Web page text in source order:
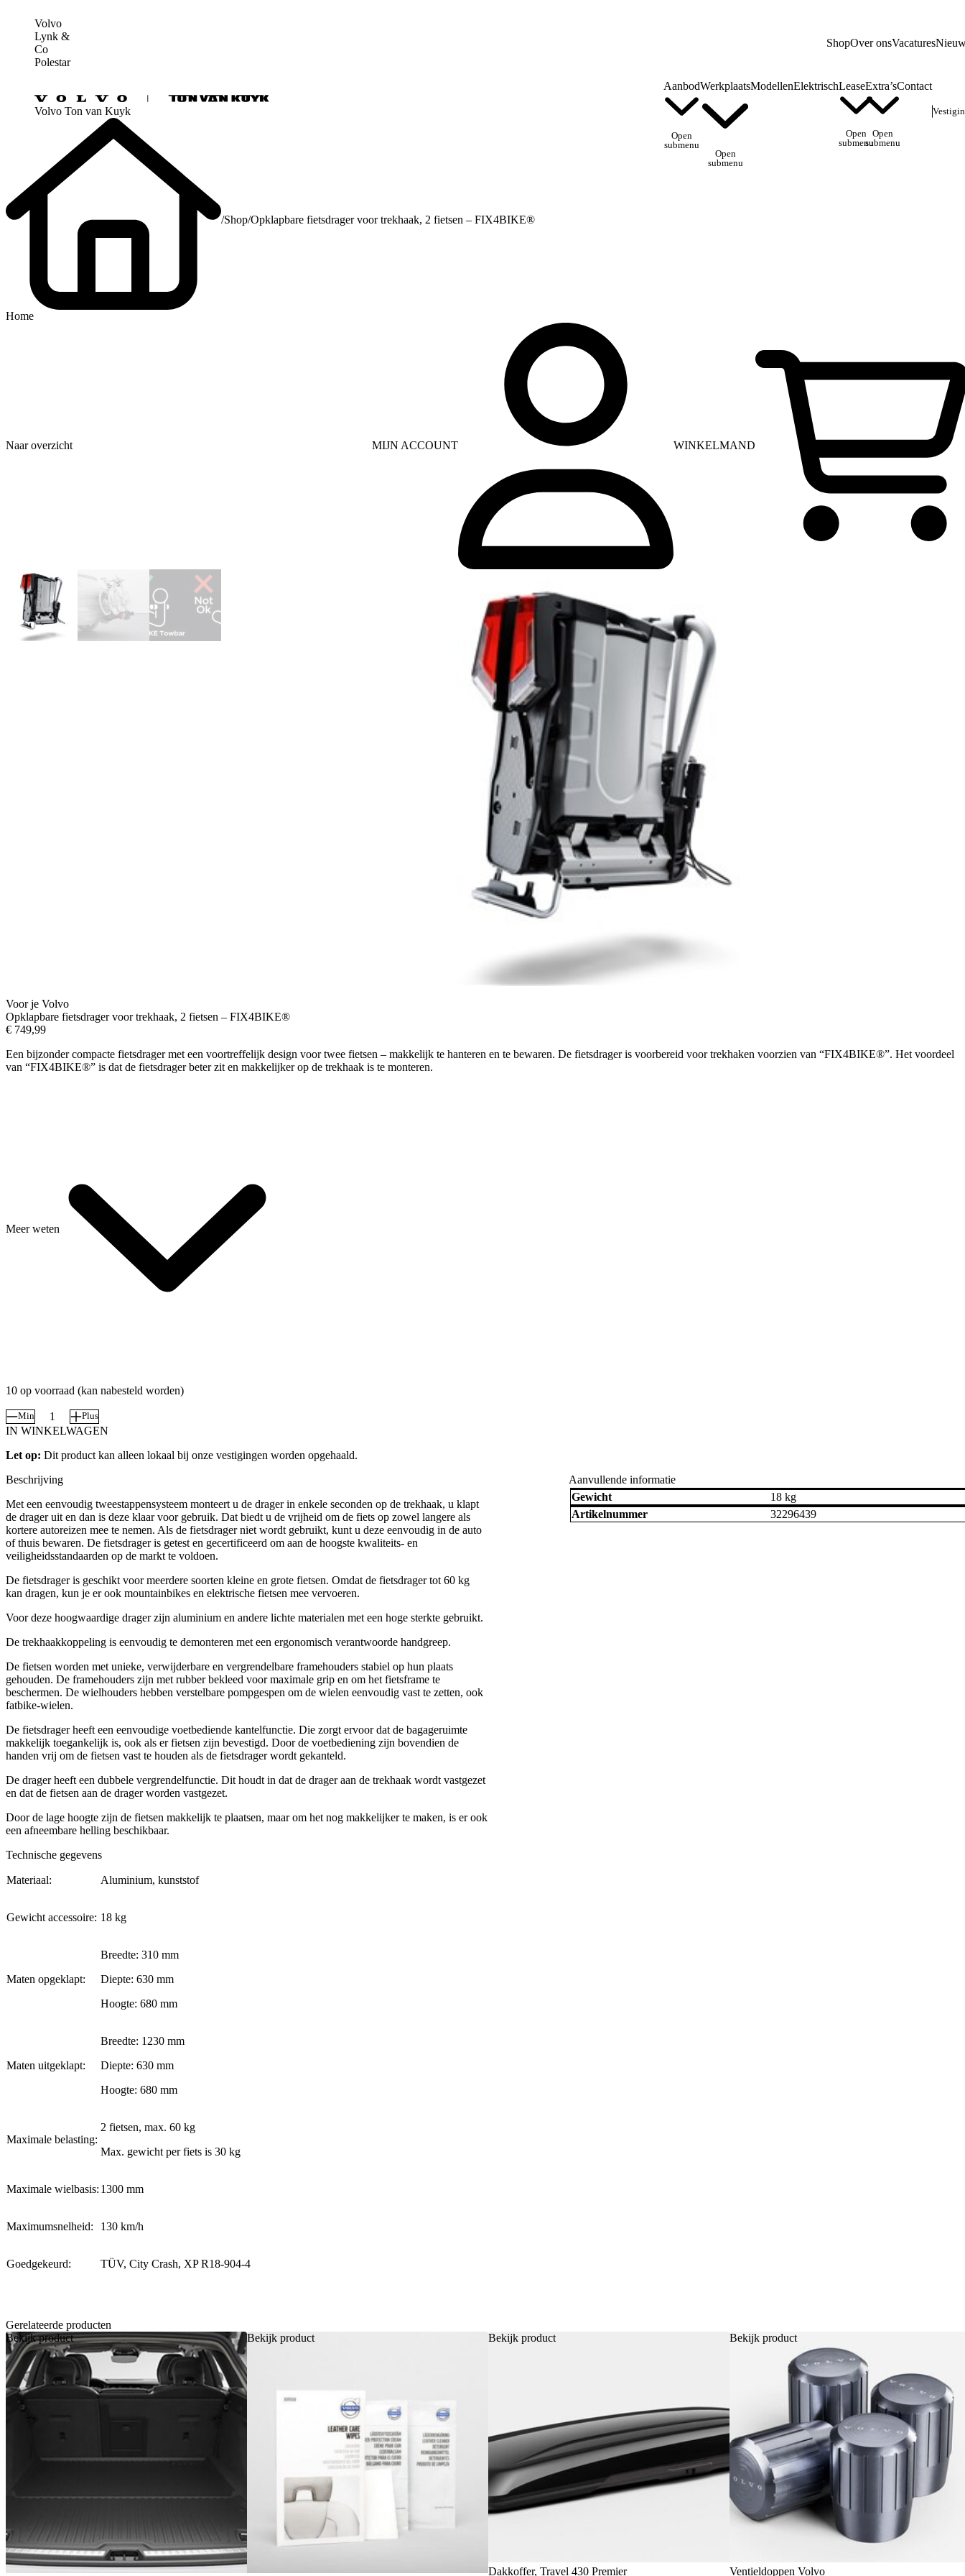
Volvo
Lynk &
Co
Polestar
ShopOver onsVacatures
Volvo Ton van Kuyk
Aanbod
Open
submenu
Werkplaats
Open
submenu
ModellenElektrischLease
Open
submenu
Extra’s
Open
submenu
Contact
Home
/Shop/Opklapbare fietsdrager voor trekhaak, 2 fietsen – FIX4BIKE®
Naar overzicht MIJN ACCOUNT WINKELMAND
Voor je Volvo
Opklapbare fietsdrager voor trekhaak, 2 fietsen – FIX4BIKE®
€ 749,99
Een bijzonder compacte fietsdrager met een voortreffelijk design voor twee fietsen – makkelijk te hanteren en te bewaren. De fietsdrager is voorbereid voor trekhaken voorzien van “FIX4BIKE®”. Het voordeel
van “FIX4BIKE®” is dat de fietsdrager beter zit en makkelijker op de trekhaak is te monteren.
Meer weten
10 op voorraad (kan nabesteld worden)
Opklapbare
fietsdrager
trekhaak,
2
fietsen
–
FIX4BIKE®
aantal
Plus
Min
IN WINKELWAGEN
Let op: Dit product kan alleen lokaal bij onze vestigingen worden opgehaald.
Beschrijving
Met een eenvoudig tweestappensysteem monteert u de drager in enkele seconden op de trekhaak, u klapt
de drager uit en dan is deze klaar voor gebruik. Dat biedt u de vrijheid om de fiets op zowel langere als
kortere autoreizen mee te nemen. Als de fietsdrager niet wordt gebruikt, kunt u deze eenvoudig in de auto
of thuis bewaren. De fietsdrager is getest en gecertificeerd om aan de hoogste kwaliteits- en
veiligheidsstandaarden op de markt te voldoen.
De fietsdrager is geschikt voor meerdere soorten kleine en grote fietsen. Omdat de fietsdrager tot 60 kg
kan dragen, kun je er ook mountainbikes en elektrische fietsen mee vervoeren.
Voor deze hoogwaardige drager zijn aluminium en andere lichte materialen met een hoge sterkte gebruikt.
De trekhaakkoppeling is eenvoudig te demonteren met een ergonomisch verantwoorde handgreep.
De fietsen worden met unieke, verwijderbare en vergrendelbare framehouders stabiel op hun plaats
gehouden. De framehouders zijn met rubber bekleed voor maximale grip en om het fietsframe te
beschermen. De wielhouders hebben verstelbare pompgespen om de wielen eenvoudig vast te zetten, ook
fatbike-wielen.
De fietsdrager heeft een eenvoudige voetbediende kantelfunctie. Die zorgt ervoor dat de bagageruimte
makkelijk toegankelijk is, ook als er fietsen zijn bevestigd. Door de voetbediening zijn bovendien de
handen vrij om de fietsen vast te houden als de fietsdrager wordt gekanteld.
De drager heeft een dubbele vergrendelfunctie. Dit houdt in dat de drager aan de trekhaak wordt vastgezet
en dat de fietsen aan de drager worden vastgezet.
Door de lage hoogte zijn de fietsen makkelijk te plaatsen, maar om het nog makkelijker te maken, is er ook
een afneembare helling beschikbaar.
Technische gegevens
Materiaal: Aluminium, kunststof
Gewicht accessoire: 18 kg
Maten opgeklapt:
Breedte: 310 mm
Diepte: 630 mm
Hoogte: 680 mm
Maten uitgeklapt:
Breedte: 1230 mm
Diepte: 630 mm
Hoogte: 680 mm
Maximale belasting:
2 fietsen, max. 60 kg
Max. gewicht per fiets is 30 kg
Maximale wielbasis: 1300 mm
Maximumsnelheid: 130 km/h
Goedgekeurd: TÜV, City Crash, XP R18-904-4
Aanvullende informatie
Gewicht
18 kg
Artikelnummer
32296439
Gerelateerde producten
Bekijk product
Bekijk product Bekijk product
Dakkoffer, Travel 430 Premier
Bekijk product
Ventieldoppen Volvo